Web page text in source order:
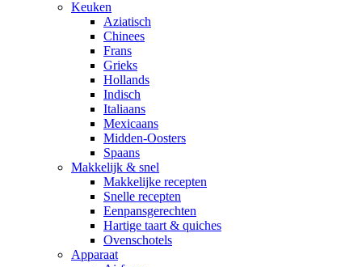
Keuken
Aziatisch
Chinees
Frans
Grieks
Hollands
Indisch
Italiaans
Mexicaans
Midden-Oosters
Spaans
Makkelijk & snel
Makkelijke recepten
Snelle recepten
Eenpansgerechten
Hartige taart & quiches
Ovenschotels
Apparaat